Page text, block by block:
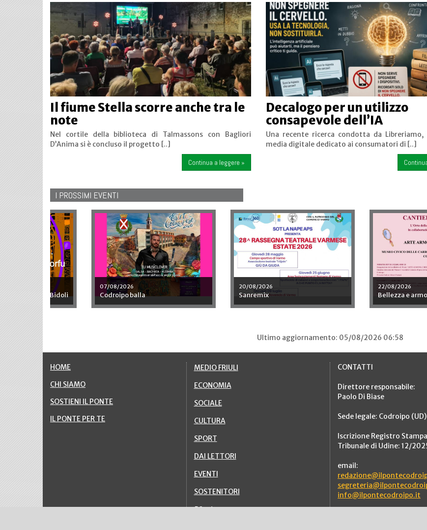
Il fiume Stella scorre anche tra le
note
Nel cortile della biblioteca di Talmassons con Bagliori
D’Anima si è concluso il progetto [..]
Continua a leggere »
Decalogo per un utilizzo
consapevole dell’IA
Una recente ricerca condotta da Libreriamo,
media digitale dedicato ai consumatori di [..]
I PROSSIMI EVENTI
Sanremix Bellezza e armonia
01/09/2026
Degustazioni insolite:
Ultimo aggiornamento: 05/08/2026 06:58
HOME
CHI SIAMO
SOSTIENI IL PONTE
IL PONTE PER TE
MEDIO FRIULI
ECONOMIA
SOCIALE
CULTURA
SPORT
DAI LETTORI
EVENTI
SOSTENITORI
50esimo
CONTATTI
Direttore responsabile:
Paolo Di Biase
Sede legale: Codroipo (UD)
Iscrizione Registro
Tribunale di Udine: 12/
email:
info@ilpontecodroipo.it